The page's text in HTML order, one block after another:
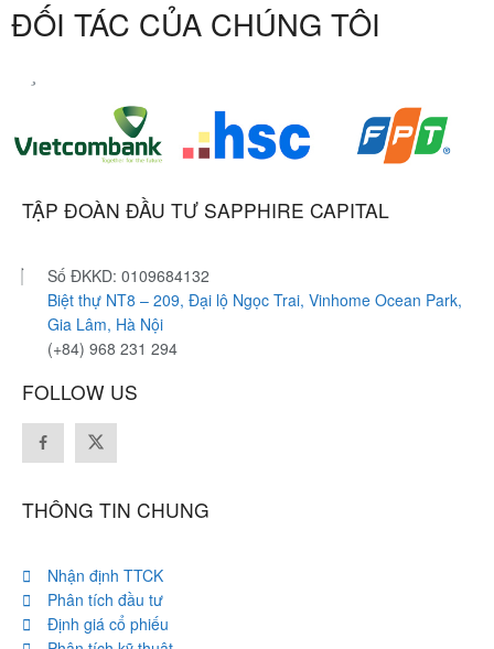
ĐỐI TÁC CỦA CHÚNG TÔI
TẬP ĐOÀN ĐẦU TƯ SAPPHIRE CAPITAL
Số ĐKKD: 0109684132
Biệt thự NT8 – 209, Đại lộ Ngọc Trai, Vinhome Ocean Park,
Gia Lâm, Hà Nội
(+84) 968 231 294
FOLLOW US
THÔNG TIN CHUNG
Nhận định TTCK
Phân tích đầu tư
Định giá cổ phiếu